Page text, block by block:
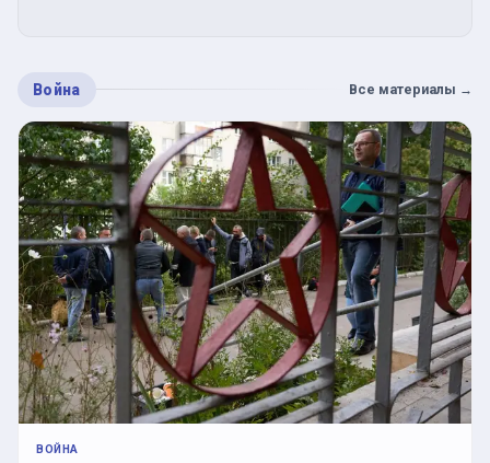
Война Все материалы →
ВОЙНА